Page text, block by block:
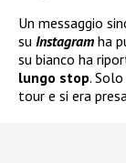
Un messaggio
su Instagram ha
su bianco ha
lungo stop.
tour e si era